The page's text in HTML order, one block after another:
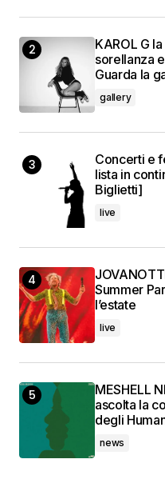
KAROL G
sorellanza
Guarda la
gallery
Concerti e
lista in
Biglietti]
live
Summer
l’estate
live
MESHELL
ascolta la
degli
news